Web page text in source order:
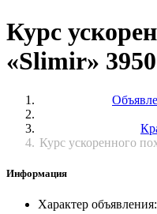
Курс
«Slimir»
Курс ускоренного
Информация
Характер объявления: